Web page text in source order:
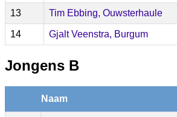
13 Tim Ebbing, Ouwsterhaule
14 Gjalt Veenstra, Burgum
Jongens B
Naam